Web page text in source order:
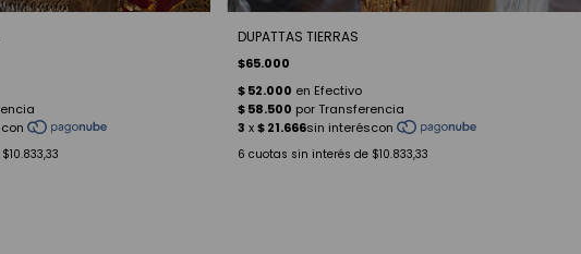
$10.833,33
DUPATTAS TIERRAS
$65.000
6 cuotas sin interés de $10.833,33